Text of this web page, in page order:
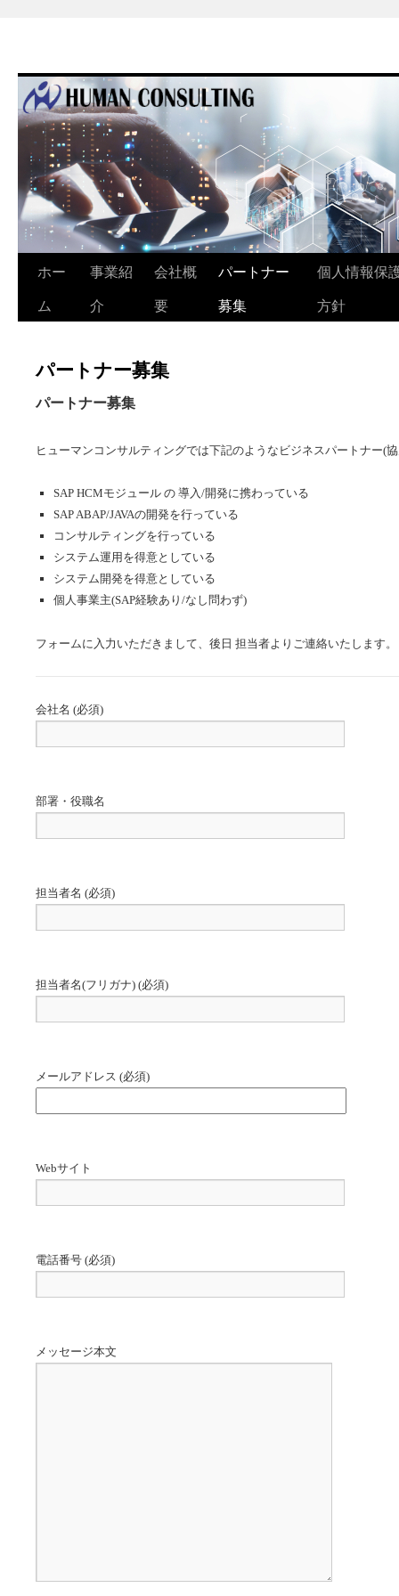
ホー
ム
事業紹
介
会社概
要
パートナー
募集
個人情報保
方針
パートナー募集
パートナー募集
ヒューマンコンサルティングでは下記のようなビジネスパートナー(
SAP HCMモジュール の 導入/開発に携わっている
SAP ABAP/JAVAの開発を行っている
コンサルティングを行っている
システム運用を得意としている
システム開発を得意としている
個人事業主(SAP経験あり/なし問わず)
フォームに入力いただきまして、後日 担当者よりご連絡いたします。
会社名 (必須)
部署・役職名
担当者名 (必須)
担当者名(フリガナ) (必須)
メールアドレス (必須)
Webサイト
電話番号 (必須)
メッセージ本文